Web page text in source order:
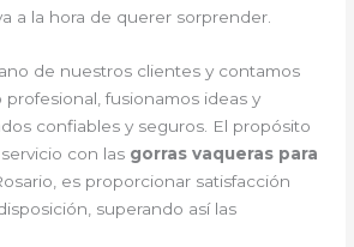
a la hora de querer sorprender.
de nuestros clientes y contamos
fusionamos ideas y
confiables y seguros. El propósito
con las gorras vaqueras para
es proporcionar satisfacción
superando así las